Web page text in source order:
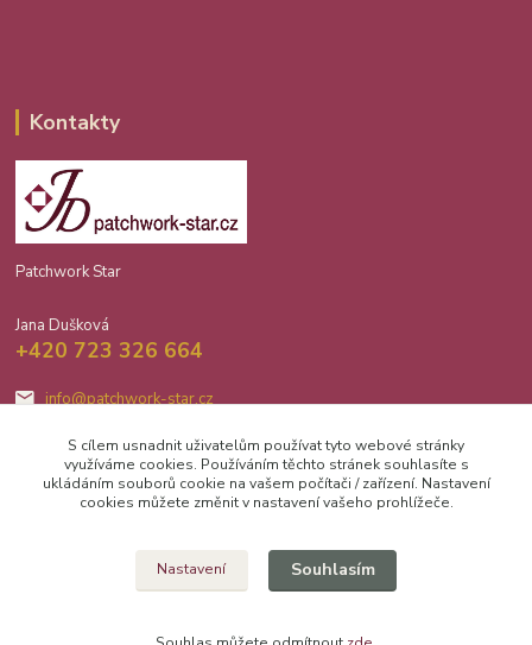
Kontakty
Patchwork Star
Jana Dušková
+420 723 326 664
info@patchwork-star.cz
Upravit sběr cookies.
2026 Jana Dušková Patchwork Star
S cílem usnadnit uživatelům používat tyto webové stránky
využíváme cookies. Používáním těchto stránek souhlasíte s
ukládáním souborů cookie na vašem počítači / zařízení. Nastavení
cookies můžete změnit v nastavení vašeho prohlížeče.
Nastavení Souhlasím